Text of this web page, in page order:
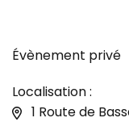
Évènement privé
Localisation :
1 Route de